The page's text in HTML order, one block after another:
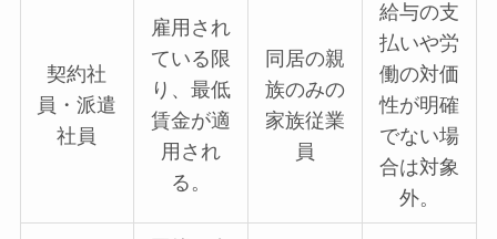
契約社
員・派遣
社員
雇用され
ている限
り、最低
賃金が適
用され
る。
同居の親
族のみの
家族従業
員
給与の支
払いや労
働の対価
性が明確
でない場
合は対象
外。